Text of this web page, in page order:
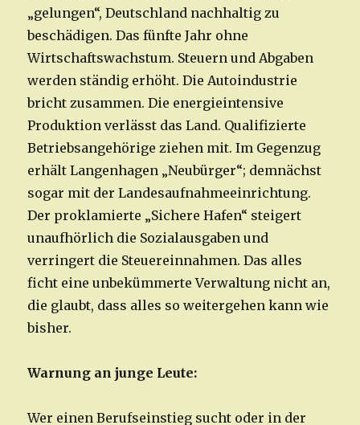
„gelungen“, Deutschland nachhaltig zu
beschädigen. Das fünfte Jahr ohne
Wirtschaftswachstum. Steuern und Abgaben
werden ständig erhöht. Die Autoindustrie
bricht zusammen. Die energieintensive
Produktion verlässt das Land. Qualifizierte
Betriebsangehörige ziehen mit. Im Gegenzug
erhält Langenhagen „Neubürger“; demnächst
sogar mit der Landesaufnahmeeinrichtung.
Der proklamierte „Sichere Hafen“ steigert
unaufhörlich die Sozialausgaben und
verringert die Steuereinnahmen. Das alles
ficht eine unbekümmerte Verwaltung nicht an,
die glaubt, dass alles so weitergehen kann wie
bisher.
Warnung an junge Leute:
Wer einen Berufseinstieg sucht oder in der